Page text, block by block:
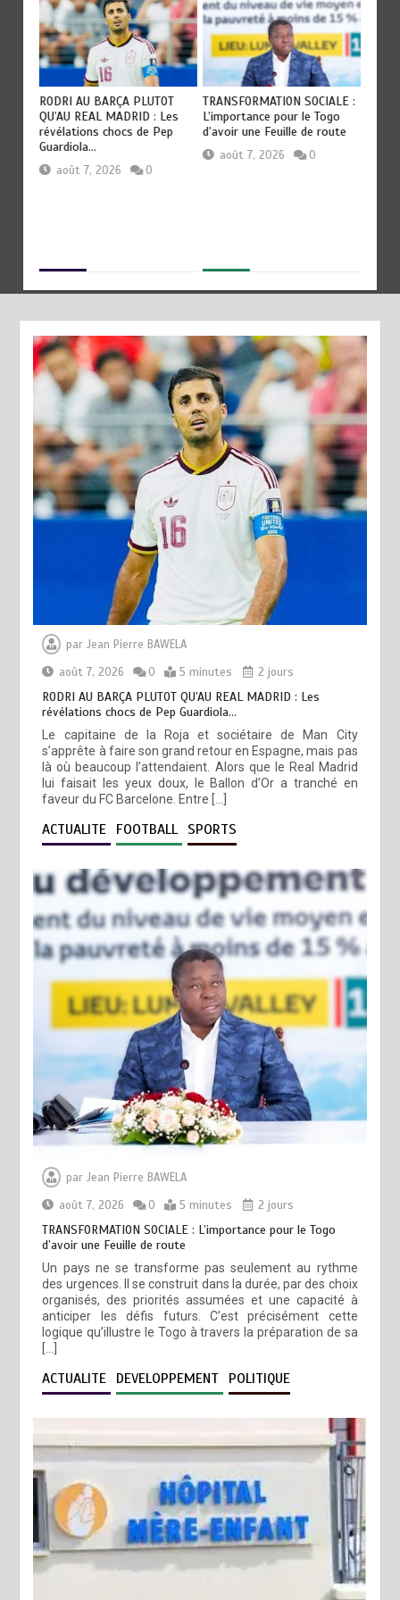
RODRI AU BARÇA PLUTOT
QU’AU REAL MADRID : Les
révélations chocs de Pep
Guardiola…
août 7, 2026 0
TRANSFORMATION SOCIALE :
L’importance pour le Togo
d’avoir une Feuille de route
août 7, 2026 0
parJean Pierre BAWELA
août 7, 2026
0 5 minutes 2 jours
RODRI AU BARÇA PLUTOT QU’AU REAL MADRID : Les
révélations chocs de Pep Guardiola…
Le capitaine de la Roja et sociétaire de Man City
s’apprête à faire son grand retour en Espagne, mais pas
là où beaucoup l’attendaient. Alors que le Real Madrid
lui faisait les yeux doux, le Ballon d’Or a tranché en
faveur du FC Barcelone. Entre […]
ACTUALITE FOOTBALL SPORTS
parJean Pierre BAWELA
août 7, 2026
0 5 minutes 2 jours
TRANSFORMATION SOCIALE : L’importance pour le Togo
d’avoir une Feuille de route
Un pays ne se transforme pas seulement au rythme
des urgences. Il se construit dans la durée, par des choix
organisés, des priorités assumées et une capacité à
anticiper les défis futurs. C’est précisément cette
logique qu’illustre le Togo à travers la préparation de sa
[…]
ACTUALITE DEVELOPPEMENT POLITIQUE